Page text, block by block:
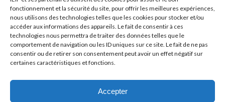
fonctionnement et la sécurité du site, pour offrir les meilleures expériences,
nous utilisons des technologies telles que les cookies pour stocker et/ou
accéder aux informations des appareils. Le fait de consentir à ces
technologies nous permettra de traiter des données telles que le
comportement de navigation ou les ID uniques sur ce site. Le fait de ne pas
consentir ou de retirer son consentement peut avoir un effet négatif sur
certaines caractéristiques et fonctions.
Accepter
E-mail*